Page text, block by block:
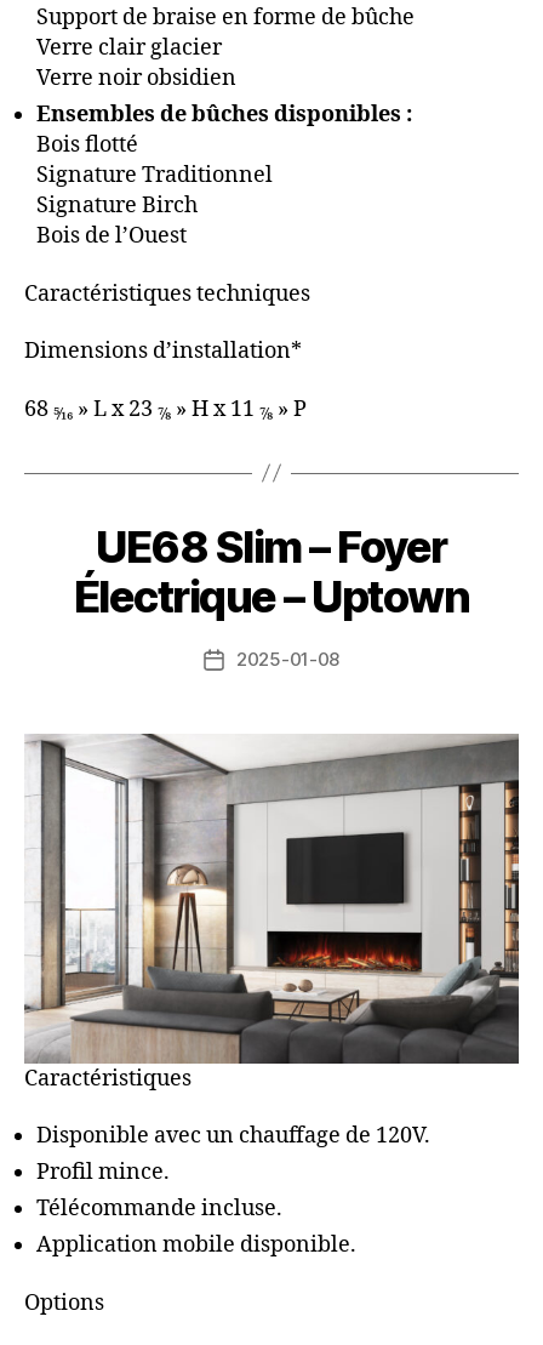
Support de braise en forme de bûche
Verre clair glacier
Verre noir obsidien
Ensembles de bûches disponibles :
Bois flotté
Signature Traditionnel
Signature Birch
Bois de l’Ouest
Caractéristiques techniques
Dimensions d’installation*
68 5⁄16 » L x 23 7⁄8 » H x 11 7⁄8 » P
UE68 Slim – Foyer
Électrique – Uptown
2025-01-08
Caractéristiques
Disponible avec un chauffage de 120V.
Profil mince.
Télécommande incluse.
Application mobile disponible.
Options